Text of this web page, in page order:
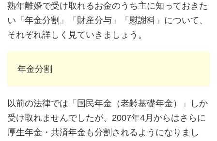
熟年離婚で受け取れるお金のうち主に知っておきた
い「年金分割」「財産分与」「慰謝料」について、
それぞれ詳しく見ていきましょう。
年金分割
以前の法律では「国民年金（老齢基礎年金）」しか
受け取れませんでしたが、2007年4月からはさらに
厚生年金・共済年金も分割されるようになりまし